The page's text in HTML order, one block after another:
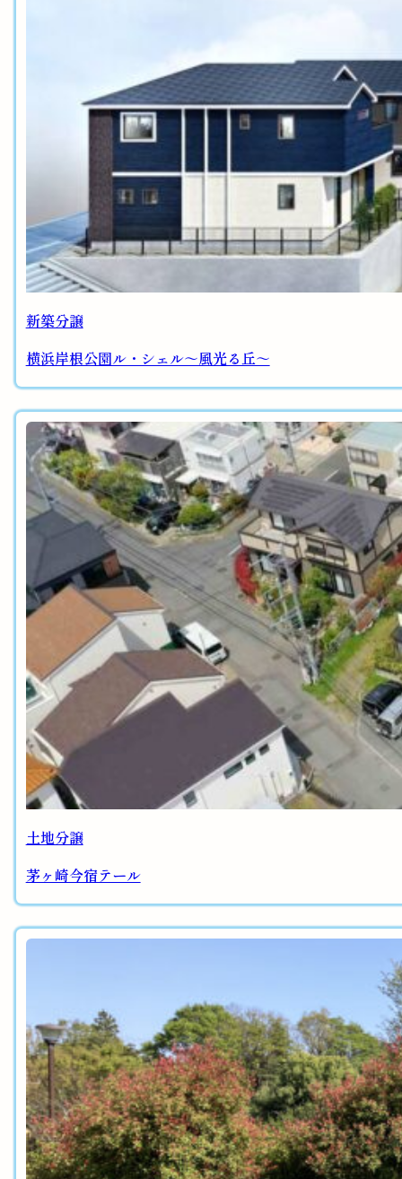
新築分譲
横浜岸根公園ル・シェル～風光る丘～
土地分譲
茅ヶ崎今宿テール